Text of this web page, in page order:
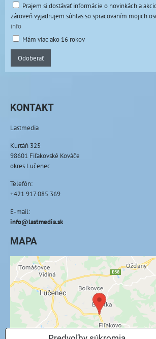
Prajem si dostávať informácie o novinkách a
zároveň vyjadrujem súhlas so spracovaním mojich
info
Mám viac ako 16 rokov
Odoberať
KONTAKT
Lastmedia
Kurtáň 325
98601 Fiľakovské Kováče
okres Lučenec
Telefón:
+421 917 085 369
E-mail:
info@lastmedia.sk
MAPA
Externý obsah je blokovaný
súkromia
Prajete si načítať externý obsah?
Povoliť tentokrát